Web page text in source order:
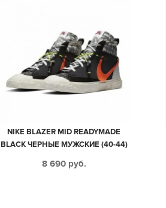
NIKE BLAZER MID READYMADE
BLACK ЧЕРНЫЕ МУЖСКИЕ (40-44)
8 690 руб.